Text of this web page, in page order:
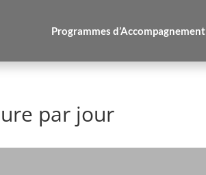
Programmes d’Accompagnement
par jour